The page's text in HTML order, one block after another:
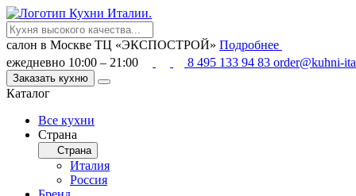
салон в Москве ТЦ «ЭКСПОСТРОЙ» Подробнее
ежедневно 10:00 – 21:00
8 495 133 94 83 order@kuhni-
Заказать кухню
Каталог
Все кухни
Страна
Страна
Италия
Россия